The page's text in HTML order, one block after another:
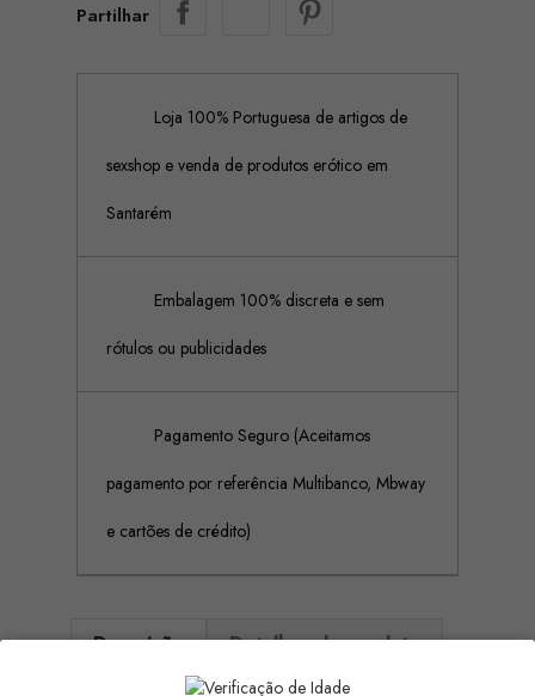
Partilhar
Loja 100% Portuguesa de artigos de
sexshop e venda de produtos erótico em
Santarém
Embalagem 100% discreta e sem
rótulos ou publicidades
Pagamento Seguro (Aceitamos
pagamento por referência Multibanco, Mbway
e cartões de crédito)
Descrição Detalhes do produto